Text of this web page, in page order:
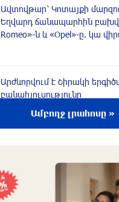
Ավտովթար՝ Կոտայքի
Եղվարդ ճանապարհին
Romeo»-ն և «Opel»-ը. կա
Արժևորվում է Շիրակի
բանահյուսությունը
կաշառելու փորձի համար
ձերբակալվել
Ամբողջ լրահոսը »